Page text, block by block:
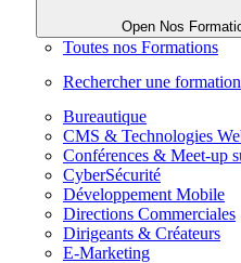
Open Nos
Toutes nos Formations
Rechercher une formation
Bureautique
CMS & Technologies
Conférences & Meet-up
CyberSécurité
Développement Mobile
Directions Commerciales
Dirigeants & Créateurs
E-Marketing